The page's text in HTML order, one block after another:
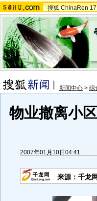
搜狐 ChinaRen
新闻中心 > 综
物业撤离小
2007年01月10日04:41
来源：千龙网